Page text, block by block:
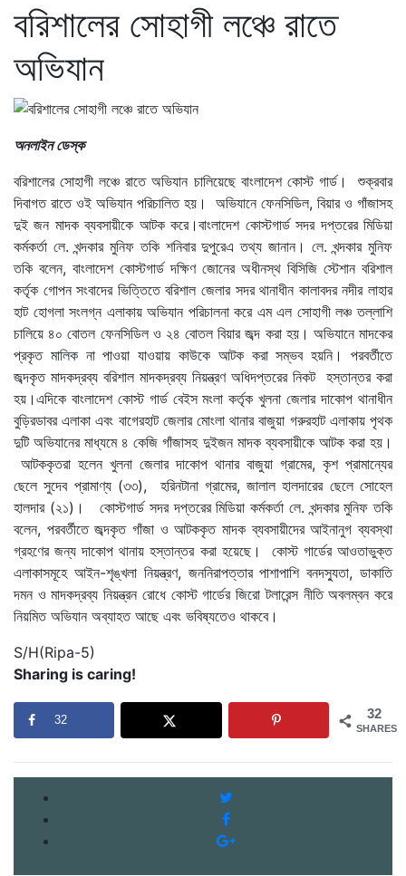
বরিশালের সোহাগী লঞ্চে রাতে
অভিযান
অনলাইন ডেস্ক
বরিশালের সোহাগী লঞ্চে রাতে অভিযান চালিয়েছে বাংলাদেশ কোস্ট গার্ড। শুক্রবার
দিবাগত রাতে ওই অভিযান পরিচালিত হয়। অভিযানে ফেনসিডিল, বিয়ার ও গাঁজাসহ
দুই জন মাদক ব্যবসায়ীকে আটক করে।বাংলাদেশ কোস্টগার্ড সদর দপ্তরের মিডিয়া
কর্মকর্তা লে. খন্দকার মুনিফ তকি শনিবার দুপুরেএ তথ্য জানান। লে. খন্দকার মুনিফ
তকি বলেন, বাংলাদেশ কোস্টগার্ড দক্ষিণ জোনের অধীনস্থ বিসিজি স্টেশান বরিশাল
কর্তৃক গোপন সংবাদের ভিত্তিতে বরিশাল জেলার সদর থানাধীন কালাবদর নদীর লাহার
হাট হোগলা সংলগ্ন এলাকায় অভিযান পরিচালনা করে এম এল সোহাগী লঞ্চ তল্লাশি
চালিয়ে ৪০ বোতল ফেনসিডিল ও ২৪ বোতল বিয়ার জব্দ করা হয়। অভিযানে মাদকের
প্রকৃত মালিক না পাওয়া যাওয়ায় কাউকে আটক করা সম্ভব হয়নি। পরবর্তীতে
জব্দকৃত মাদকদ্রব্য বরিশাল মাদকদ্রব্য নিয়ন্ত্রণ অধিদপ্তরের নিকট হস্তান্তর করা
হয়।এদিকে বাংলাদেশ কোস্ট গার্ড বেইস মংলা কর্তৃক খুলনা জেলার দাকোপ থানাধীন
বুড়িরডাবর এলাকা এবং বাগেরহাট জেলার মোংলা থানার বাজুয়া গরুরহাট এলাকায় পৃথক
দুটি অভিযানের মাধ্যমে ৪ কেজি গাঁজাসহ দুইজন মাদক ব্যবসায়ীকে আটক করা হয়।
আটককৃতরা হলেন খুলনা জেলার দাকোপ থানার বাজুয়া গ্রামের, কৃশ প্রামান্যের
ছেলে সুদেব প্রামাণ্য (৩৩), হরিনটানা গ্রামের, জালাল হালদারের ছেলে সোহেল
হালদার (২১)। কোস্টগার্ড সদর দপ্তরের মিডিয়া কর্মকর্তা লে. খন্দকার মুনিফ তকি
বলেন, পরবর্তীতে জব্দকৃত গাঁজা ও আটককৃত মাদক ব্যবসায়ীদের আইনানুগ ব্যবস্থা
গ্রহণের জন্য দাকোপ থানায় হস্তান্তর করা হয়েছে। কোস্ট গার্ডের আওতাভুক্ত
এলাকাসমূহে আইন-শৃঙ্খলা নিয়ন্ত্রণ, জননিরাপত্তার পাশাপাশি বনদস্যুতা, ডাকাতি
দমন ও মাদকদ্রব্য নিয়ন্ত্রন রোধে কোস্ট গার্ডের জিরো টলারেন্স নীতি অবলম্বন করে
নিয়মিত অভিযান অব্যাহত আছে এবং ভবিষ্যতেও থাকবে।
S/H(Ripa-5)
Sharing is caring!
32
SHARES
32